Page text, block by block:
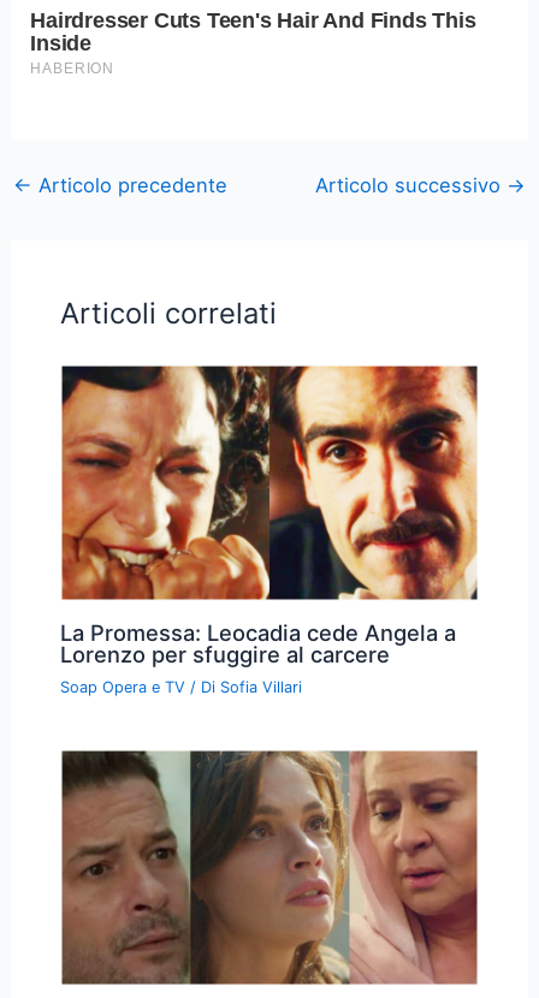
← Articolo precedente Articolo successivo →
Articoli correlati
La Promessa: Leocadia cede Angela a
Lorenzo per sfuggire al carcere
Soap Opera e TV / Di Sofia Villari